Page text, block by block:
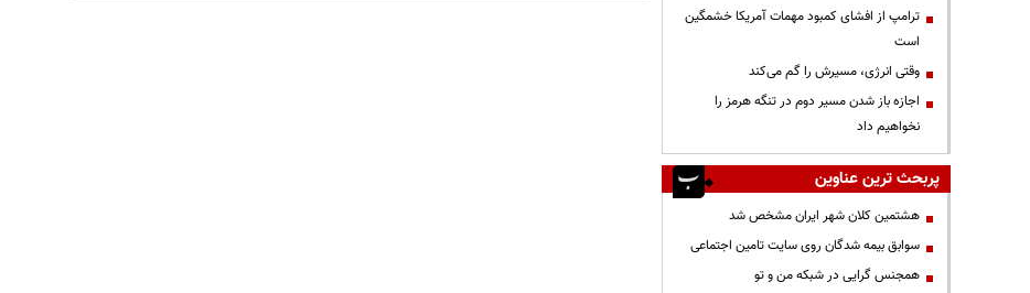
ترامپ از افشای کمبود مهمات آمریکا خشمگین
است
وقتی انرژی، مسیرش را گم می‌کند
اجازه باز شدن مسیر دوم در تنگه هرمز را
نخواهیم داد
پربحث ترین عناوین
هشتمین کلان شهر ایران مشخص شد
سوابق بیمه شدگان روی سایت تامین اجتماعی
همجنس گرایی در شبکه من و تو